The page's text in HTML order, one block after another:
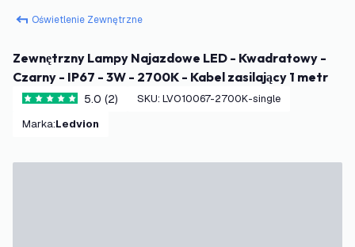
Oświetlenie Zewnętrzne
Zewnętrzny Lampy Najazdowe LED - Kwadratowy -
Czarny - IP67 - 3W - 2700K - Kabel zasilający 1 metr
5 Gwiazdki oceny
5.0 (2) SKU: LVO10067-2700K-single
Marka: Ledvion